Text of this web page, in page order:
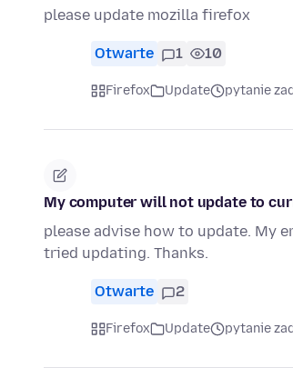
please update mozilla firefox
Otwarte 1 10
Firefox Update pytanie
My computer will not update to
please advise how to update. My
tried updating. Thanks.
Otwarte 2
Firefox Update pytanie